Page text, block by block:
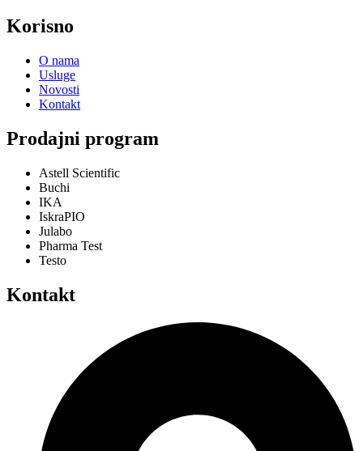
Korisno
O nama
Usluge
Novosti
Kontakt
Prodajni program
Astell Scientific
Buchi
IKA
IskraPIO
Julabo
Pharma Test
Testo
Kontakt